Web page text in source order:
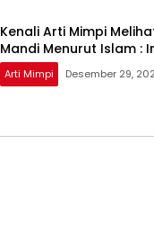
Kenali Arti Mimpi
Mandi Menurut Islam :
Arti Mimpi Desember 29,